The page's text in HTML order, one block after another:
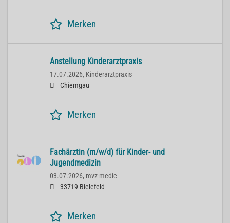
Merken
Anstellung Kinderarztpraxis
17.07.2026, Kinderarztpraxis
Chiemgau
Merken
Fachärztin (m/w/d) für Kinder- und
Jugendmedizin
03.07.2026, mvz-medic
33719 Bielefeld
Merken